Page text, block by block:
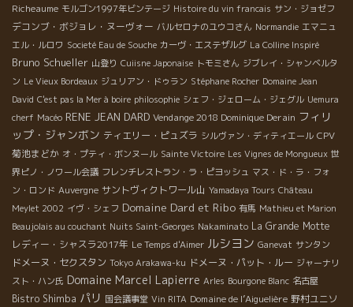
Richeaume モルゴン1997年ビンテージ Histoire du vin francais サン・ジョゼフ
デコンブ・ボジョレ・ヌーヴォー バルセロナのユウコさん Normandie エマニュ
エル・ルロワ Societé Eau de Souche カーヴ・エステザルグ La Colline Inspiré
Bruno Schueller 山登り Cuiisne Japonaise トモミさん ジブレイ・シャンベルタ
ン Le Vieux Bordeaux ジュリアン・ドゥラン Stéphane Rocher Domaine Jean
David C'est pas la Mer à boire philosophie シェフ・ジェローム・ジェグル Uemura
cherf Macéo RENE JEAN DARD Vendange 2018 Dominique Derain フィリ
ップ・ジャンボン ティエリー・ピュズラ シルヴァン・ディティエール CPV
菊池まどか オ・プティ・ボンヌール Sainte Victoire Les Vignes de Mongueux 世
界ピノ・ノワール会議 フレンチレストラン・ラ・ピヨッシュ マス・ド・ラ・フォ
ン・ロンド Auvergne サントヴィクトワール山 Yamadaya Tours Château
Meylet 2002 イヴ・シェフ Domaine Dard et Ribo 有馬 Mathieu et Marion
Beaujolais au couchant Nuits Saint-Georges Nakaminato La Grande Motte
レディー・シャスラ2017年 Le Temps d'Aimer ルシヨン Ganevat サンタン
ドメーヌ・セクスタン Tokyo Arakawa-ku ドメーヌ・パット・ルー ジャーナリ
スト・ハン氏 Domaine Marcel Lapierre Arles Bourgone Blanc 名古屋
Bistro Shimba パリ 国会議事堂 Vin RITA Domaine de l’Aiguelière 野村ユニソ